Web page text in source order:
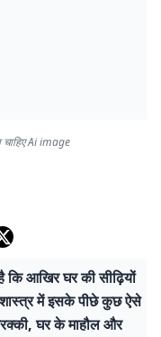
चाहिए Ai image
आखिर घर की सीढ़ियों
शास्त्र में इसके पीछे कुछ ऐसे
घर के माहौल और